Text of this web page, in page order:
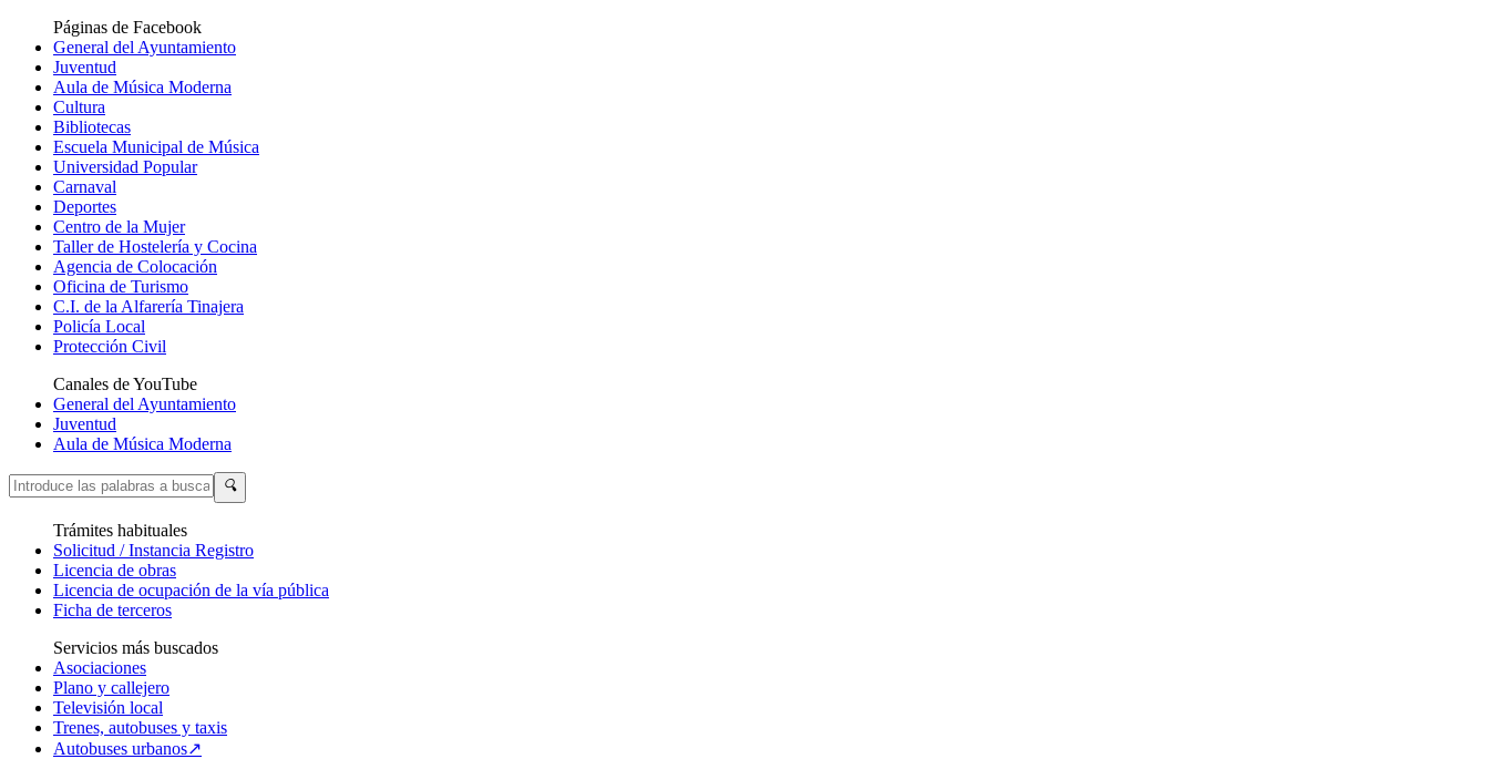
Páginas de Facebook
General del Ayuntamiento
Juventud
Aula de Música Moderna
Cultura
Bibliotecas
Escuela Municipal de Música
Universidad Popular
Carnaval
Deportes
Centro de la Mujer
Taller de Hostelería y Cocina
Agencia de Colocación
Oficina de Turismo
C.I. de la Alfarería Tinajera
Policía Local
Protección Civil
Canales de YouTube
General del Ayuntamiento
Juventud
Aula de Música Moderna
🔍
Trámites habituales
Solicitud / Instancia Registro
Licencia de obras
Licencia de ocupación de la vía pública
Ficha de terceros
Servicios más buscados
Asociaciones
Plano y callejero
Televisión local
Trenes, autobuses y taxis
Autobuses urbanos↗